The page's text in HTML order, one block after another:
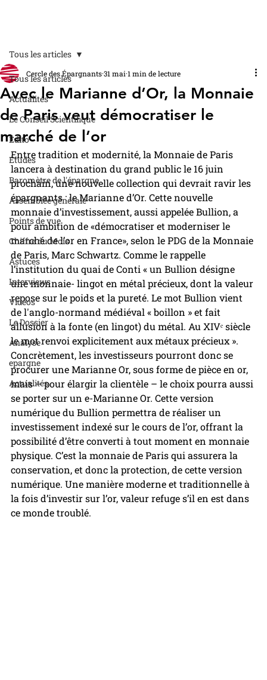
Tous les articles
Actualités
Le Conseil Scientifique
Édito
Études
Baromètre de l'épargne
Assemblée générale
Points de vue
Chiffre du Mois
Astuces
Interviews
Videos
Le Dossier
Analyse
epargne
Actualités
Tous les articles
Avec le Marianne d’Or, la Monnaie
de Paris veut démocratiser le
marché de l’or
Cercle des Épargnants31 mai 1 min de lecture
Entre tradition et modernité, la Monnaie de Paris
lancera à destination du grand public le 16 juin
prochain, une nouvelle collection qui devrait ravir les
épargnants : le Marianne d’Or. Cette nouvelle
monnaie d’investissement, aussi appelée Bullion, a
pour ambition de «démocratiser et moderniser le
marché de l’or en France», selon le PDG de la Monnaie
de Paris, Marc Schwartz. Comme le rappelle
l’institution du quai de Conti « un Bullion désigne
une monnaie- lingot en métal précieux, dont la valeur
repose sur le poids et la pureté. Le mot Bullion vient
de l'anglo-normand médiéval « boillon » et fait
allusion à la fonte (en lingot) du métal. Au XIVᵉ siècle
le mot renvoi explicitement aux métaux précieux ».
Concrètement, les investisseurs pourront donc se
procurer une Marianne Or, sous forme de pièce en or,
mais – pour élargir la clientèle – le choix pourra aussi
se porter sur un e-Marianne Or. Cette version
numérique du Bullion permettra de réaliser un
investissement indexé sur le cours de l’or, offrant la
possibilité d’être converti à tout moment en monnaie
physique. C’est la monnaie de Paris qui assurera la
conservation, et donc la protection, de cette version
numérique. Une manière moderne et traditionnelle à
la fois d’investir sur l’or, valeur refuge s’il en est dans
ce monde troublé.